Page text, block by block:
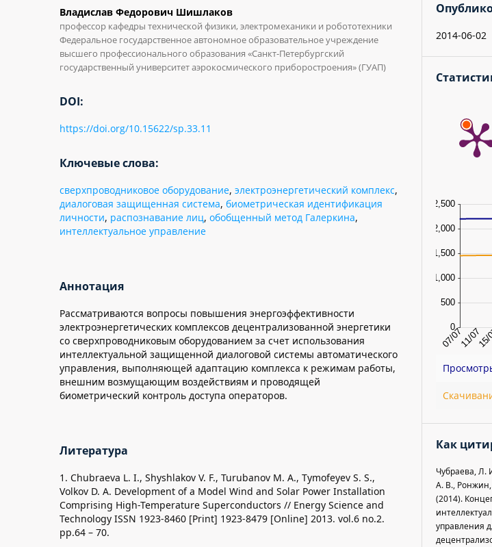
Владислав Федорович Шишлаков
профессор кафедры технической физики, электромеханики и робототехники
Федеральное государственное автономное образовательное учреждение
высшего профессионального образования «Санкт-Петербургский
государственный университет аэрокосмического приборостроения» (ГУАП)
DOI:
https://doi.org/10.15622/sp.33.11
Ключевые слова:
сверхпроводниковое оборудование, электроэнергетический комплекс,
диалоговая защищенная система, биометрическая идентификация
личности, распознавание лиц, обобщенный метод Галеркина,
интеллектуальное управление
Аннотация
Рассматриваются вопросы повышения энергоэффективности
электроэнергетических комплексов децентрализованной энергетики
со сверхпроводниковым оборудованием за счет использования
интеллектуальной защищенной диалоговой системы автоматического
управления, выполняющей адаптацию комплекса к режимам работы,
внешним возмущающим воздействиям и проводящей
биометрический контроль доступа операторов.
Литература
1. Chubraeva L. I., Shyshlakov V. F., Turubanov M. A., Tymofeyev S. S.,
Volkov D. A. Development of a Model Wind and Solar Power Installation
Comprising High-Temperature Superconductors // Energy Science and
Technology ISSN 1923-8460 [Print] 1923-8479 [Online] 2013. vol.6 no.2.
pp.64 – 70.
2014-06-02
Как
Чубраева,
А. В.,
(2014).
управления